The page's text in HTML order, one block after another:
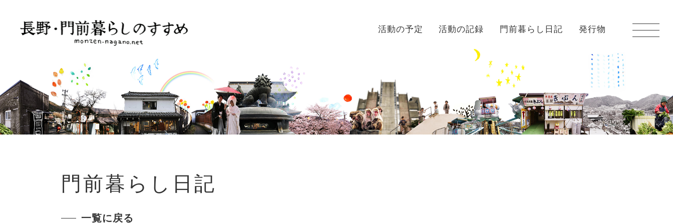
活動の予定 活動の記録 門前暮らし日記 発行物
門前暮らし日記
一覧に戻る